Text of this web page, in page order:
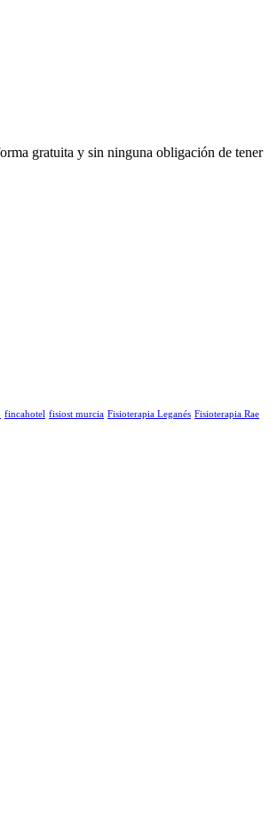
gratuita y sin ninguna obligación de tener
fincahotel fisiost murcia Fisioterapia Leganés Fisioterapia Rae